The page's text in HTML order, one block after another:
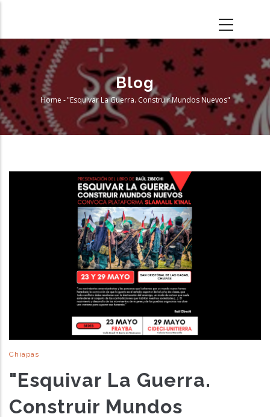
main
content
Blog
Breadcrumb
Home - "Esquivar La Guerra. Construir Mundos Nuevos"
Chiapas
"Esquivar La Guerra.
Construir Mundos